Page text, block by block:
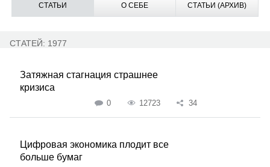
СТАТЬИ О СЕБЕ СТАТЬИ (АРХИВ)
СТАТЕЙ: 1977
Затяжная стагнация страшнее
кризиса
0 12723 34
Цифровая экономика плодит все
больше бумаг